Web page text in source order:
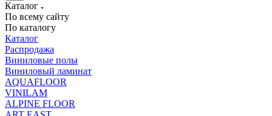
Каталог
По всему сайту
По каталогу
Каталог
Распродажа
Виниловые полы
Виниловый ламинат
AQUAFLOOR
VINILAM
ALPINE FLOOR